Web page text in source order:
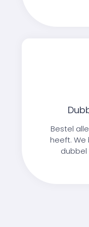
Bestel
heeft. We
dubbel